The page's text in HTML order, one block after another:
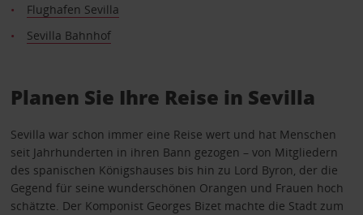
Flughafen Sevilla
Sevilla Bahnhof
Planen Sie Ihre Reise in Sevilla
Sevilla war schon immer eine Reise wert und hat Menschen
seit Jahrhunderten in ihren Bann gezogen – von Mitgliedern
des spanischen Königshauses bis hin zu Lord Byron, der die
Gegend für seine wunderschönen Orangen und Frauen hoch
schätzte. Der Komponist Georges Bizet machte die Stadt zum